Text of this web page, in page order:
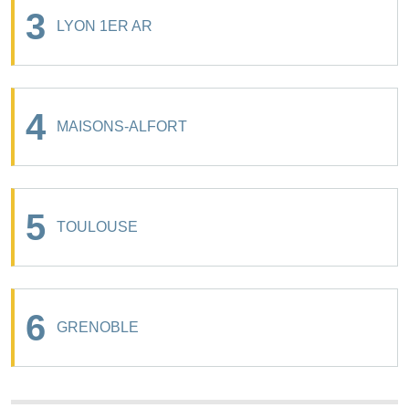
3 LYON 1ER AR
4 MAISONS-ALFORT
5 TOULOUSE
6 GRENOBLE